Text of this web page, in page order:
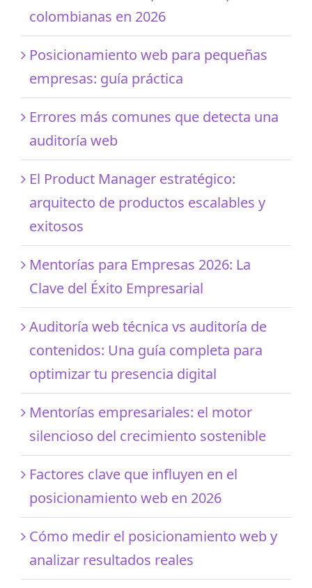
colombianas en 2026
Posicionamiento web para pequeñas
empresas: guía práctica
Errores más comunes que detecta una
auditoría web
El Product Manager estratégico:
arquitecto de productos escalables y
exitosos
Mentorías para Empresas 2026: La
Clave del Éxito Empresarial
Auditoría web técnica vs auditoría de
contenidos: Una guía completa para
optimizar tu presencia digital
Mentorías empresariales: el motor
silencioso del crecimiento sostenible
Factores clave que influyen en el
posicionamiento web en 2026
Cómo medir el posicionamiento web y
analizar resultados reales